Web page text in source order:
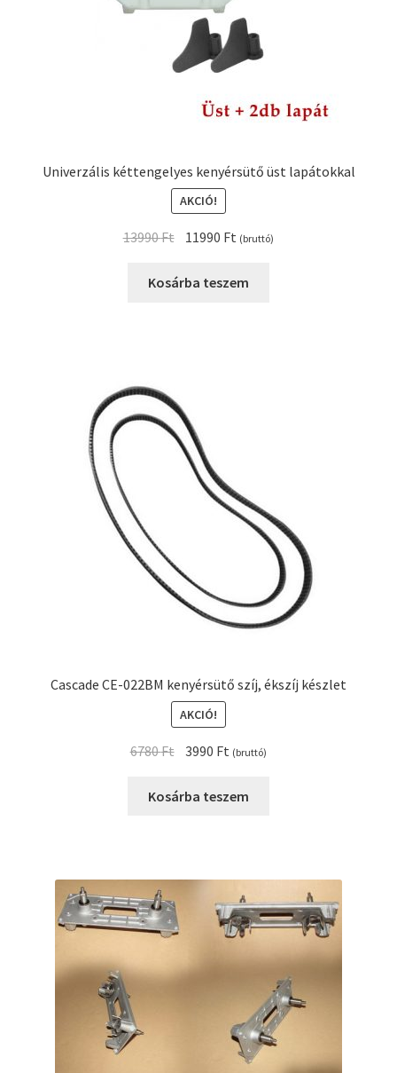
Univerzális két­tengelyes kenyérsütő üst lapátokkal
AKCIÓ!
13990Ft Original
was:
11990 Ft Current
is:
(bruttó)
Kosárba teszem
Cascade CE-022BM kenyérsütő szíj, ékszíj készlet
AKCIÓ!
6780Ft Original
was:
3990 Ft Current
is:
(bruttó)
Kosárba teszem